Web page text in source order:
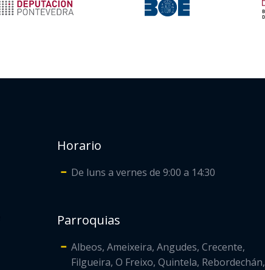
Horario
De luns a vernes de 9:00 a 14:30
Parroquias
Albeos, Ameixeira, Angudes, Crecente,
Filgueira, O Freixo, Quintela, Rebordechán,